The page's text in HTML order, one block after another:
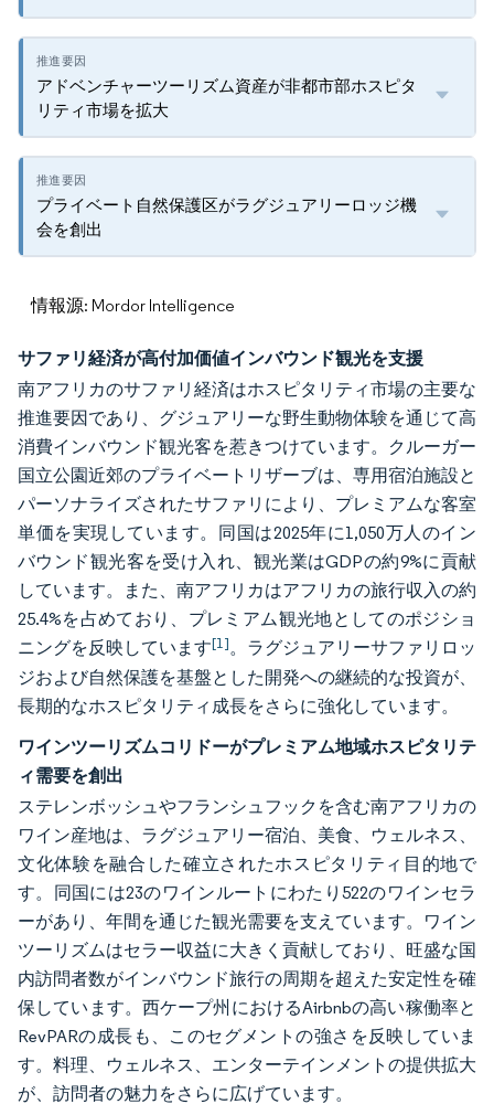
アドベンチャーツーリズム資産が非都市部ホスピタ
リティ市場を拡大
プライベート自然保護区がラグジュアリーロッジ機
会を創出
情報源: Mordor Intelligence
サファリ経済が高付加価値インバウンド観光を支援
南アフリカのサファリ経済はホスピタリティ市場の主要な
推進要因であり、グジュアリーな野生動物体験を通じて高
消費インバウンド観光客を惹きつけています。クルーガー
国立公園近郊のプライベートリザーブは、専用宿泊施設と
パーソナライズされたサファリにより、プレミアムな客室
単価を実現しています。同国は2025年に1,050万人のイン
バウンド観光客を受け入れ、観光業はGDPの約9%に貢献
しています。また、南アフリカはアフリカの旅行収入の約
25.4%を占めており、プレミアム観光地としてのポジショ
ニングを反映しています[1]。ラグジュアリーサファリロッ
ジおよび自然保護を基盤とした開発への継続的な投資が、
長期的なホスピタリティ成長をさらに強化しています。
ワインツーリズムコリドーがプレミアム地域ホスピタリテ
ィ需要を創出
ステレンボッシュやフランシュフックを含む南アフリカの
ワイン産地は、ラグジュアリー宿泊、美食、ウェルネス、
文化体験を融合した確立されたホスピタリティ目的地で
す。同国には23のワインルートにわたり522のワインセラ
ーがあり、年間を通じた観光需要を支えています。ワイン
ツーリズムはセラー収益に大きく貢献しており、旺盛な国
内訪問者数がインバウンド旅行の周期を超えた安定性を確
保しています。西ケープ州におけるAirbnbの高い稼働率と
RevPARの成長も、このセグメントの強さを反映していま
す。料理、ウェルネス、エンターテインメントの提供拡大
が、訪問者の魅力をさらに広げています。